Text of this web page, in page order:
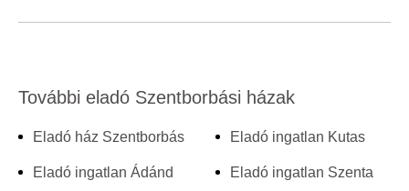
További eladó Szentborbási házak
Eladó ház Szentborbás
Eladó ingatlan Ádánd
Eladó ingatlan Kutas
Eladó ingatlan Szenta